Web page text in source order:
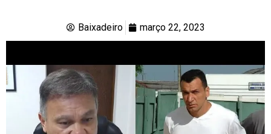
Baixadeiro março 22, 2023